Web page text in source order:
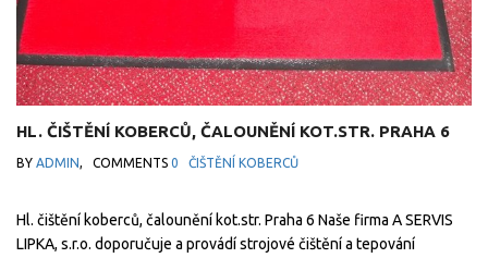
HL. ČIŠTĚNÍ KOBERCŮ, ČALOUNĚNÍ KOT.STR. PRAHA 6
BY ADMIN, COMMENTS 0 ČIŠTĚNÍ KOBERCŮ
Hl. čištění koberců, čalounění kot.str. Praha 6 Naše firma A SERVIS
LIPKA, s.r.o. doporučuje a provádí strojové čištění a tepování